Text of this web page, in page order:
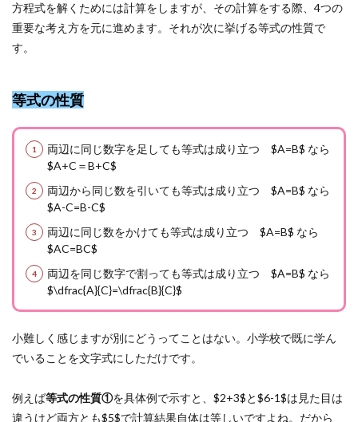
方程式を解くためには計算をしますが、その計算をする際、4つの
重要な考え方を元に進めます。それが次に挙げる等式の性質で
す。
等式の性質
両辺に同じ数字を足しても等式は成り立つ $A=B$ なら
$A+C＝B+C$
両辺から同じ数を引いても等式は成り立つ $A=B$ なら
$A-C=B-C$
両辺に同じ数をかけても等式は成り立つ $A=B$ なら
$AC=BC$
両辺を同じ数字で割っても等式は成り立つ $A=B$ なら
$\dfrac{A}{C}=\dfrac{B}{C}$
小難しく感じますが別にどうってことはない。小学校で既に学ん
でいることを文字式にしただけです。
例えば等式の性質①を具体例で示すと、$2+3$と$6-1$は見た目は
違うけど両方とも$5$で計算結果自体は等しいですよね。だから